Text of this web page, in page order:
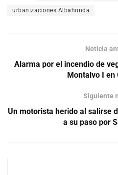
urbanizaciones Albahonda
Noticia
Alarma por el incendio de
Montalvo I en
Siguiente
Un motorista herido al salirse
a su paso por